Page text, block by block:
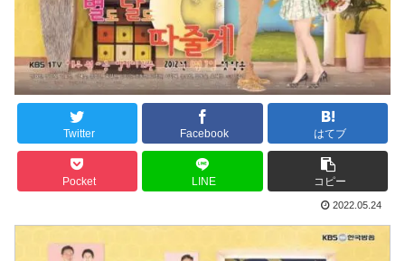
Twitter Facebook はてブ
Pocket LINE コピー
2022.05.24